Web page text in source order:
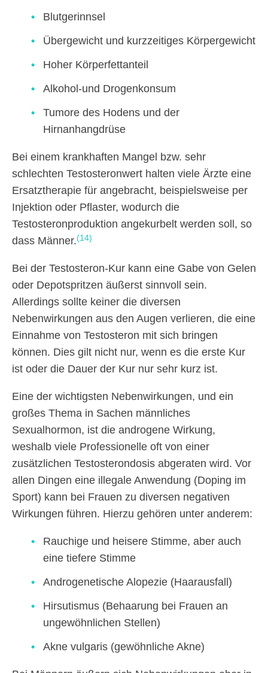
Blutgerinnsel
Übergewicht und kurzzeitiges Körpergewicht
Hoher Körperfettanteil
Alkohol-und Drogenkonsum
Tumore des Hodens und der
Hirnanhangdrüse
Bei einem krankhaften Mangel bzw. sehr
schlechten Testosteronwert halten viele Ärzte eine
Ersatztherapie für angebracht, beispielsweise per
Injektion oder Pflaster, wodurch die
Testosteronproduktion angekurbelt werden soll, so
dass Männer.(14)
Bei der Testosteron-Kur kann eine Gabe von Gelen
oder Depotspritzen äußerst sinnvoll sein.
Allerdings sollte keiner die diversen
Nebenwirkungen aus den Augen verlieren, die eine
Einnahme von Testosteron mit sich bringen
können. Dies gilt nicht nur, wenn es die erste Kur
ist oder die Dauer der Kur nur sehr kurz ist.
Eine der wichtigsten Nebenwirkungen, und ein
großes Thema in Sachen männliches
Sexualhormon, ist die androgene Wirkung,
weshalb viele Professionelle oft von einer
zusätzlichen Testosterondosis abgeraten wird. Vor
allen Dingen eine illegale Anwendung (Doping im
Sport) kann bei Frauen zu diversen negativen
Wirkungen führen. Hierzu gehören unter anderem:
Rauchige und heisere Stimme, aber auch
eine tiefere Stimme
Androgenetische Alopezie (Haarausfall)
Hirsutismus (Behaarung bei Frauen an
ungewöhnlichen Stellen)
Akne vulgaris (gewöhnliche Akne)